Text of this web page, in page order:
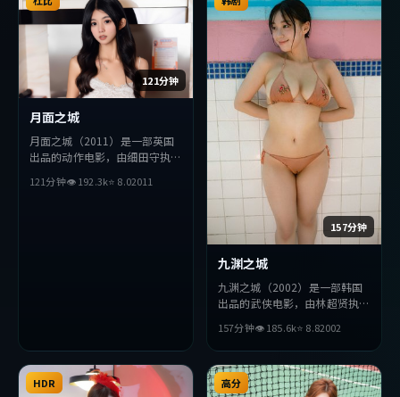
121分钟
月面之城
月面之城（2011）是一部英国
出品的动作电影，由细田守执
演。影片在叙事与视听上力求突
121分钟👁192.3k⭐ 8.02011
157分钟
九渊之城
九渊之城（2002）是一部韩国
出品的武侠电影，由林超贤执
主演。影片在叙事与视听上力求
突破，探讨人性与抉择，节奏张
弛有度，适合喜欢该类型的观众
完整观看。
157分钟👁185.6k⭐ 8.82002
HDR 高分